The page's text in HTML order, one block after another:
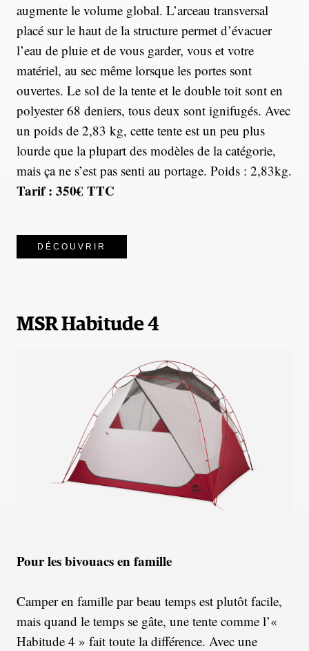
augmente le volume global. L’arceau transversal
placé sur le haut de la structure permet d’évacuer
l’eau de pluie et de vous garder, vous et votre
matériel, au sec même lorsque les portes sont
ouvertes. Le sol de la tente et le double toit sont en
polyester 68 deniers, tous deux sont ignifugés. Avec
un poids de 2,83 kg, cette tente est un peu plus
lourde que la plupart des modèles de la catégorie,
mais ça ne s’est pas senti au portage. Poids : 2,83kg.
Tarif : 350€ TTC
DÉCOUVRIR
MSR Habitude 4
Pour les bivouacs en famille
Camper en famille par beau temps est plutôt facile,
mais quand le temps se gâte, une tente comme l’«
Habitude 4 » fait toute la différence. Avec une